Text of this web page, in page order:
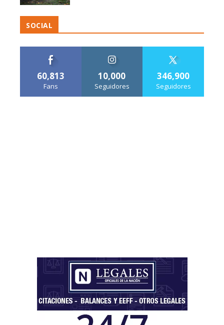
SOCIAL
60,813
Fans
10,000
Seguidores
346,900
Seguidores